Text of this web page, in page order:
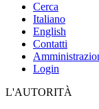
Cerca
Italiano
English
Contatti
Login
L'AUTORITÀ